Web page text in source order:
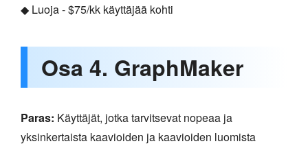
◆ Luoja - $75/kk käyttäjää kohti
Osa 4. GraphMaker
Paras: Käyttäjät, jotka tarvitsevat nopeaa ja
yksinkertaista kaavioiden ja kaavioiden luomista